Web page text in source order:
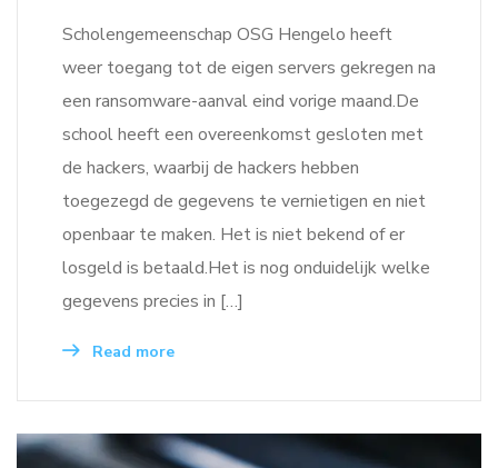
Scholengemeenschap OSG Hengelo heeft
weer toegang tot de eigen servers gekregen na
een ransomware-aanval eind vorige maand.De
school heeft een overeenkomst gesloten met
de hackers, waarbij de hackers hebben
toegezegd de gegevens te vernietigen en niet
openbaar te maken. Het is niet bekend of er
losgeld is betaald.Het is nog onduidelijk welke
gegevens precies in […]
Read more